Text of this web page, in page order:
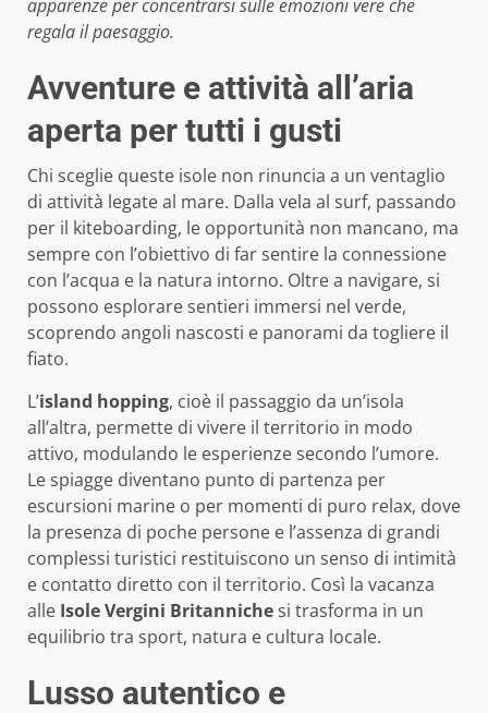
apparenze per concentrarsi sulle emozioni vere che
regala il paesaggio.
Avventure e attività all’aria
aperta per tutti i gusti
Chi sceglie queste isole non rinuncia a un ventaglio
di attività legate al mare. Dalla vela al surf, passando
per il kiteboarding, le opportunità non mancano, ma
sempre con l’obiettivo di far sentire la connessione
con l’acqua e la natura intorno. Oltre a navigare, si
possono esplorare sentieri immersi nel verde,
scoprendo angoli nascosti e panorami da togliere il
fiato.
L’island hopping, cioè il passaggio da un’isola
all’altra, permette di vivere il territorio in modo
attivo, modulando le esperienze secondo l’umore.
Le spiagge diventano punto di partenza per
escursioni marine o per momenti di puro relax, dove
la presenza di poche persone e l’assenza di grandi
complessi turistici restituiscono un senso di intimità
e contatto diretto con il territorio. Così la vacanza
alle Isole Vergini Britannichesi trasforma in un
equilibrio tra sport, natura e cultura locale.
Lusso autentico e